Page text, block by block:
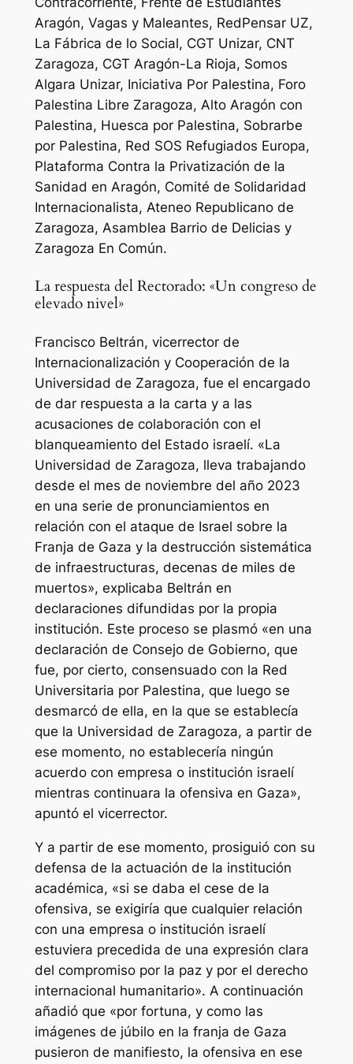
Aragón, Vagas y Maleantes, RedPensar UZ,
La Fábrica de lo Social, CGT Unizar, CNT
Zaragoza, CGT Aragón-La Rioja, Somos
Algara Unizar, Iniciativa Por Palestina, Foro
Palestina Libre Zaragoza, Alto Aragón con
Palestina, Huesca por Palestina, Sobrarbe
por Palestina, Red SOS Refugiados Europa,
Plataforma Contra la Privatización de la
Sanidad en Aragón, Comité de Solidaridad
Internacionalista, Ateneo Republicano de
Zaragoza, Asamblea Barrio de Delicias y
Zaragoza En Común.
La respuesta del Rectorado: «Un congreso de
elevado nivel»
Francisco Beltrán, vicerrector de
Internacionalización y Cooperación de la
Universidad de Zaragoza, fue el encargado
de dar respuesta a la carta y a las
acusaciones de colaboración con el
blanqueamiento del Estado israelí. «La
Universidad de Zaragoza, lleva trabajando
desde el mes de noviembre del año 2023
en una serie de pronunciamientos en
relación con el ataque de Israel sobre la
Franja de Gaza y la destrucción sistemática
de infraestructuras, decenas de miles de
muertos», explicaba Beltrán en
declaraciones difundidas por la propia
institución. Este proceso se plasmó «en una
declaración de Consejo de Gobierno, que
fue, por cierto, consensuado con la Red
Universitaria por Palestina, que luego se
desmarcó de ella, en la que se establecía
que la Universidad de Zaragoza, a partir de
ese momento, no establecería ningún
acuerdo con empresa o institución israelí
mientras continuara la ofensiva en Gaza»,
apuntó el vicerrector.
Y a partir de ese momento, prosiguió con su
defensa de la actuación de la institución
académica, «si se daba el cese de la
ofensiva, se exigiría que cualquier relación
con una empresa o institución israelí
estuviera precedida de una expresión clara
del compromiso por la paz y por el derecho
internacional humanitario». A continuación
añadió que «por fortuna, y como las
imágenes de júbilo en la franja de Gaza
pusieron de manifiesto, la ofensiva en ese